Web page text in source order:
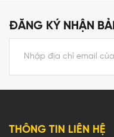
ĐĂNG KÝ NHẬN
THÔNG TIN LIÊN HỆ